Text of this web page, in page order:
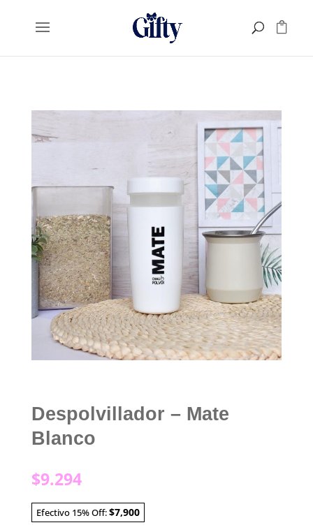
Despolvillador – Mate
Blanco
$9.294
Efectivo 15% Off:$7,900